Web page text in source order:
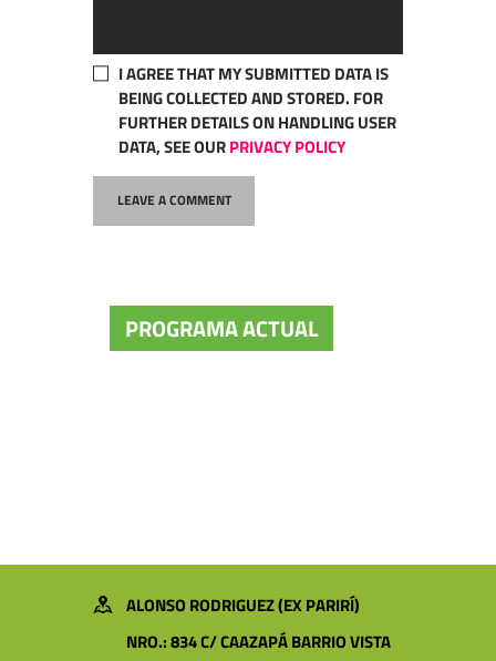
I AGREE THAT MY SUBMITTED DATA IS
BEING COLLECTED AND STORED. FOR
FURTHER DETAILS ON HANDLING USER
DATA, SEE OURPRIVACY POLICY
PROGRAMA ACTUAL
ALONSO RODRIGUEZ (EX PARIRÍ)
NRO.: 834 C/ CAAZAPÁ BARRIO VISTA